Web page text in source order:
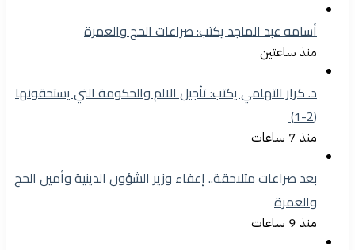
أسامه عبد الماجد يكتب: صراعات الحج والعمرة
منذ ساعتين
د. كرار التهامي يكتب: تأجيل الالم والحكومة التي يستحقونها
(2-1)
منذ 7 ساعات
بعد صراعات متلاحقة.. إعفاء وزير الشؤون الدينية وأمين الحج
والعمرة
منذ 9 ساعات